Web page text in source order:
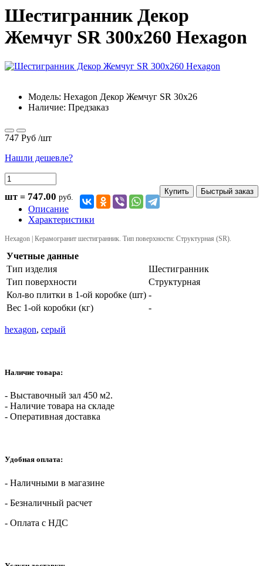
Шестигранник Декор
Жемчуг SR 300x260 Hexagon
Модель: Hexagon Декор Жемчуг SR 30х26
Наличие: Предзаказ
747 Руб /шт
Нашли дешевле?
шт = 747.00 руб.
Купить Быстрый заказ
Описание
Характеристики
Hexagon | Керамогранит шестигранник. Тип поверхности: Структурная (SR).
Учетные данные
Тип изделия
Шестигранник
Тип поверхности
Структурная
Кол-во плитки в 1-ой коробке (шт) -
Вес 1-ой коробки (кг)
-
hexagon, серый
Наличие товара:
- Выставочный зал 450 м2.
- Наличие товара на складе
- Оперативная доставка
Удобная оплата:
- Наличными в магазине
- Безналичный расчет
- Оплата с НДС